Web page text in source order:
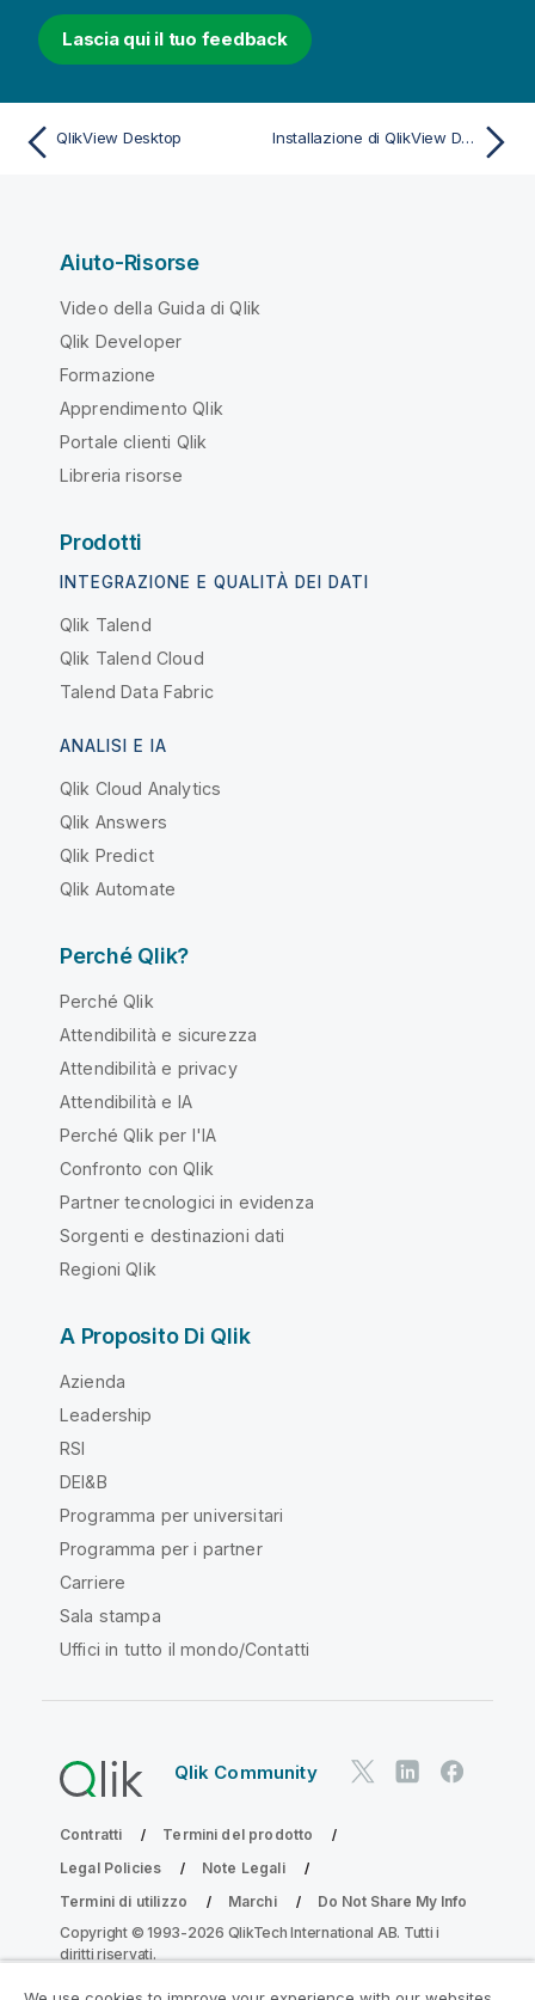
Lascia qui il tuo feedback
QlikView Desktop Installazione di QlikView Desktop
Aiuto-Risorse
Video della Guida di Qlik
Qlik Developer
Formazione
Apprendimento Qlik
Portale clienti Qlik
Libreria risorse
Prodotti
INTEGRAZIONE E QUALITÀ DEI DATI
Qlik Talend
Qlik Talend Cloud
Talend Data Fabric
ANALISI E IA
Qlik Cloud Analytics
Qlik Answers
Qlik Predict
Qlik Automate
Perché Qlik?
Perché Qlik
Attendibilità e sicurezza
Attendibilità e privacy
Attendibilità e IA
Perché Qlik per l'IA
Confronto con Qlik
Partner tecnologici in evidenza
Sorgenti e destinazioni dati
Regioni Qlik
A Proposito Di Qlik
Azienda
Leadership
RSI
DEI&B
Programma per universitari
Programma per i partner
Carriere
Sala stampa
Uffici in tutto il mondo/Contatti
Qlik Community
Contratti
Termini del prodotto
Legal Policies
Note Legali
Termini di utilizzo
Marchi
Do Not Share My Info
Copyright © 1993-2026 QlikTech International AB. Tutti i
diritti riservati.